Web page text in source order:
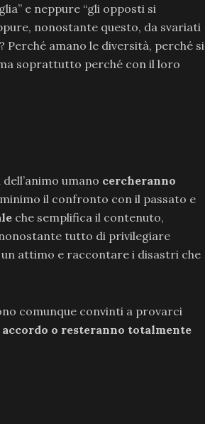
e neppure “gli opposti si
nonostante questo, da svariati
Perché amano le diversità, perché si
soprattutto perché con il loro
umano cercheranno
il confronto con il passato e
che semplifica il contenuto,
tutto di privilegiare
attimo e raccontare i disastri che
comunque convinti a provarci
o resteranno totalmente